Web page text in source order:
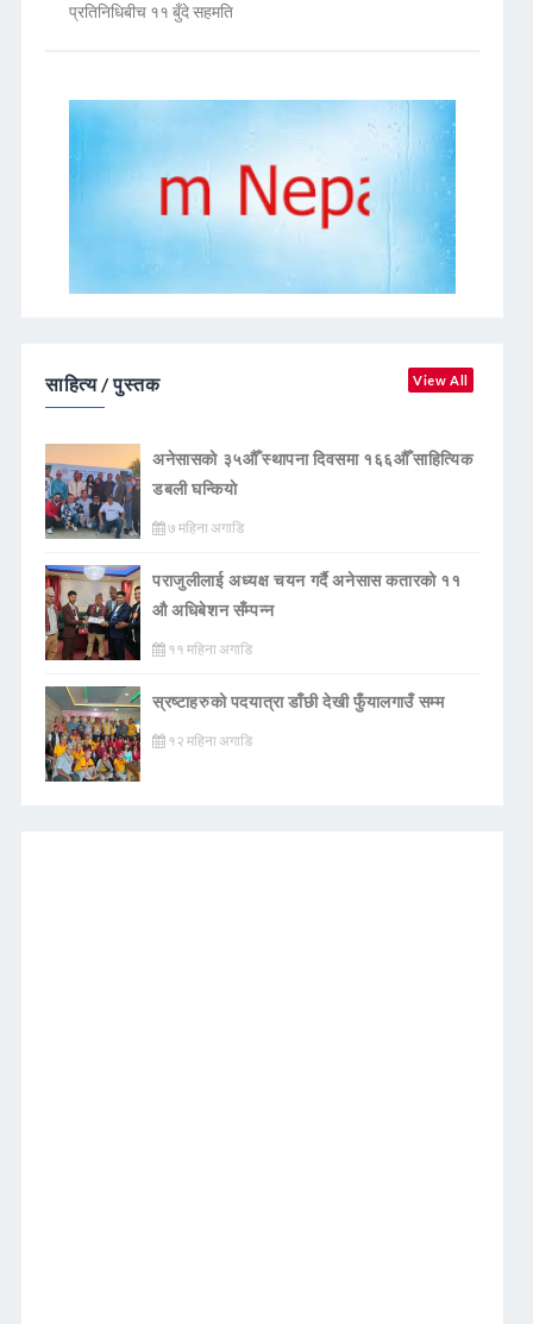
प्रतिनिधिबीच ११ बुँदे सहमति
साहित्य / पुस्तक View All
अनेसासको ३५औँ स्थापना दिवसमा १६६औँ साहित्यिक
डबली घन्कियाे
७ महिना अगाडि
पराजुलीलाई अध्यक्ष चयन गर्दै अनेसास कतारको ११
औ अधिबेशन सँम्पन्न
११ महिना अगाडि
स्रष्टाहरुको पदयात्रा डाँछी देखी फुँयालगाउँ सम्म
१२ महिना अगाडि